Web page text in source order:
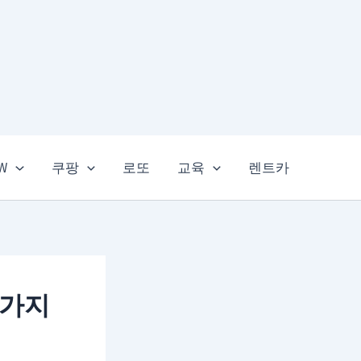
쿠팡 로또 교육 렌트카
지